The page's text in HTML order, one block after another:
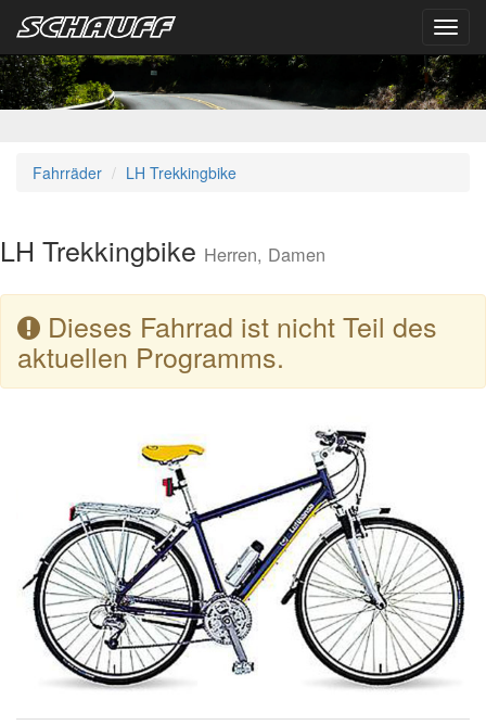
Fahrräder LH Trekkingbike
LH Trekkingbike Herren, Damen
Dieses Fahrrad ist nicht Teil des
aktuellen Programms.